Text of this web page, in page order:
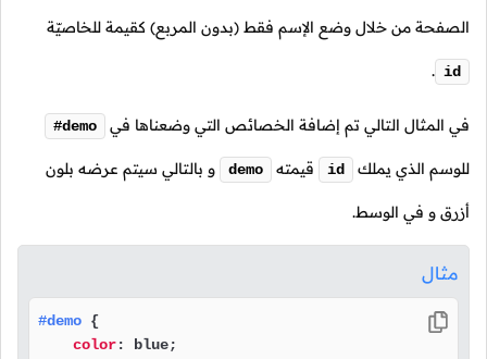
الصفحة من خلال وضع الإسم فقط (بدون المربع) كقيمة للخاصيّة
id
.
في المثال التالي تم إضافة الخصائص التي وضعناها في #demo
للوسم الذي يملك id قيمته demo و بالتالي سيتم عرضه بلون
أزرق و في الوسط.
مثال
#demo {
color: blue;